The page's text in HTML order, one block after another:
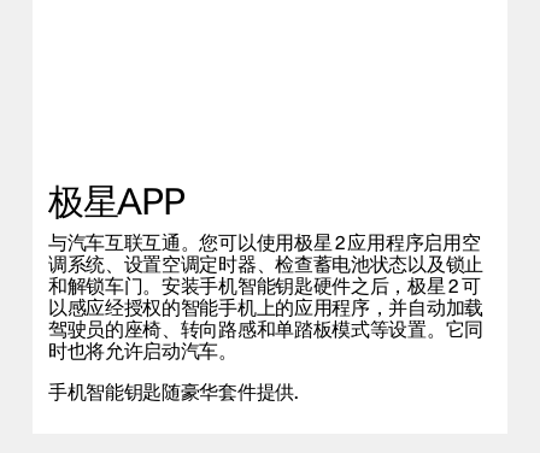
极星APP
与汽车互联互通。您可以使用极星 2 应用程序启用空
调系统、设置空调定时器、检查蓄电池状态以及锁止
和解锁车门。安装手机智能钥匙硬件之后，极星 2 可
以感应经授权的智能手机上的应用程序，并自动加载
驾驶员的座椅、转向路感和单踏板模式等设置。它同
时也将允许启动汽车。
手机智能钥匙随豪华套件提供.